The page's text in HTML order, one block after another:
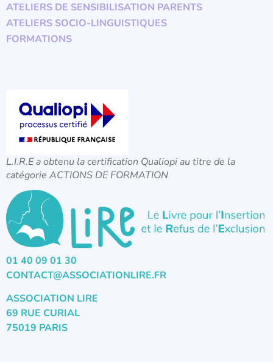
ATELIERS DE SENSIBILISATION PARENTS
ATELIERS SOCIO-LINGUISTIQUES
FORMATIONS
L.I.R.E a obtenu la certification Qualiopi au titre de la
catégorie ACTIONS DE FORMATION
01 40 09 01 30
CONTACT@ASSOCIATIONLIRE.FR
ASSOCIATION LIRE
69 RUE CURIAL
75019 PARIS